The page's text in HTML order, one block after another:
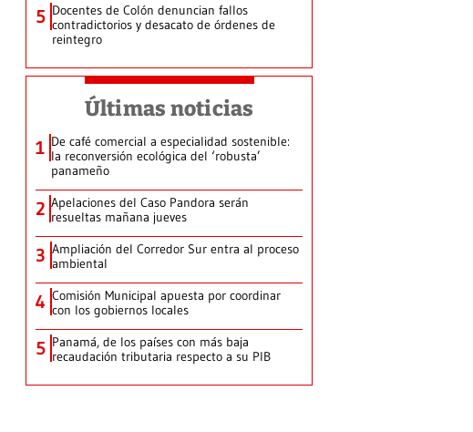
5 Docentes de Colón denuncian fallos
contradictorios y desacato de órdenes de
reintegro
Últimas noticias
1 De café comercial a especialidad sostenible:
la reconversión ecológica del ‘robusta’
panameño
2 Apelaciones del Caso Pandora serán
resueltas mañana jueves
3 Ampliación del Corredor Sur entra al proceso
ambiental
4 Comisión Municipal apuesta por coordinar
con los gobiernos locales
5 Panamá, de los países con más baja
recaudación tributaria respecto a su PIB